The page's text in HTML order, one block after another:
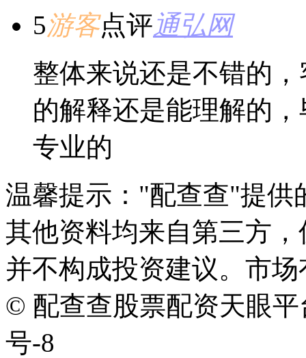
5游客点评通弘网
整体来说还是不错的
的解释还是能理解的
专业的
温馨提示："配查查"提供
其他资料均来自第三方
并不构成投资建议。市
© 配查查股票配资天眼平
号-8